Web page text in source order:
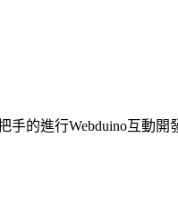
的進行Webduino互動